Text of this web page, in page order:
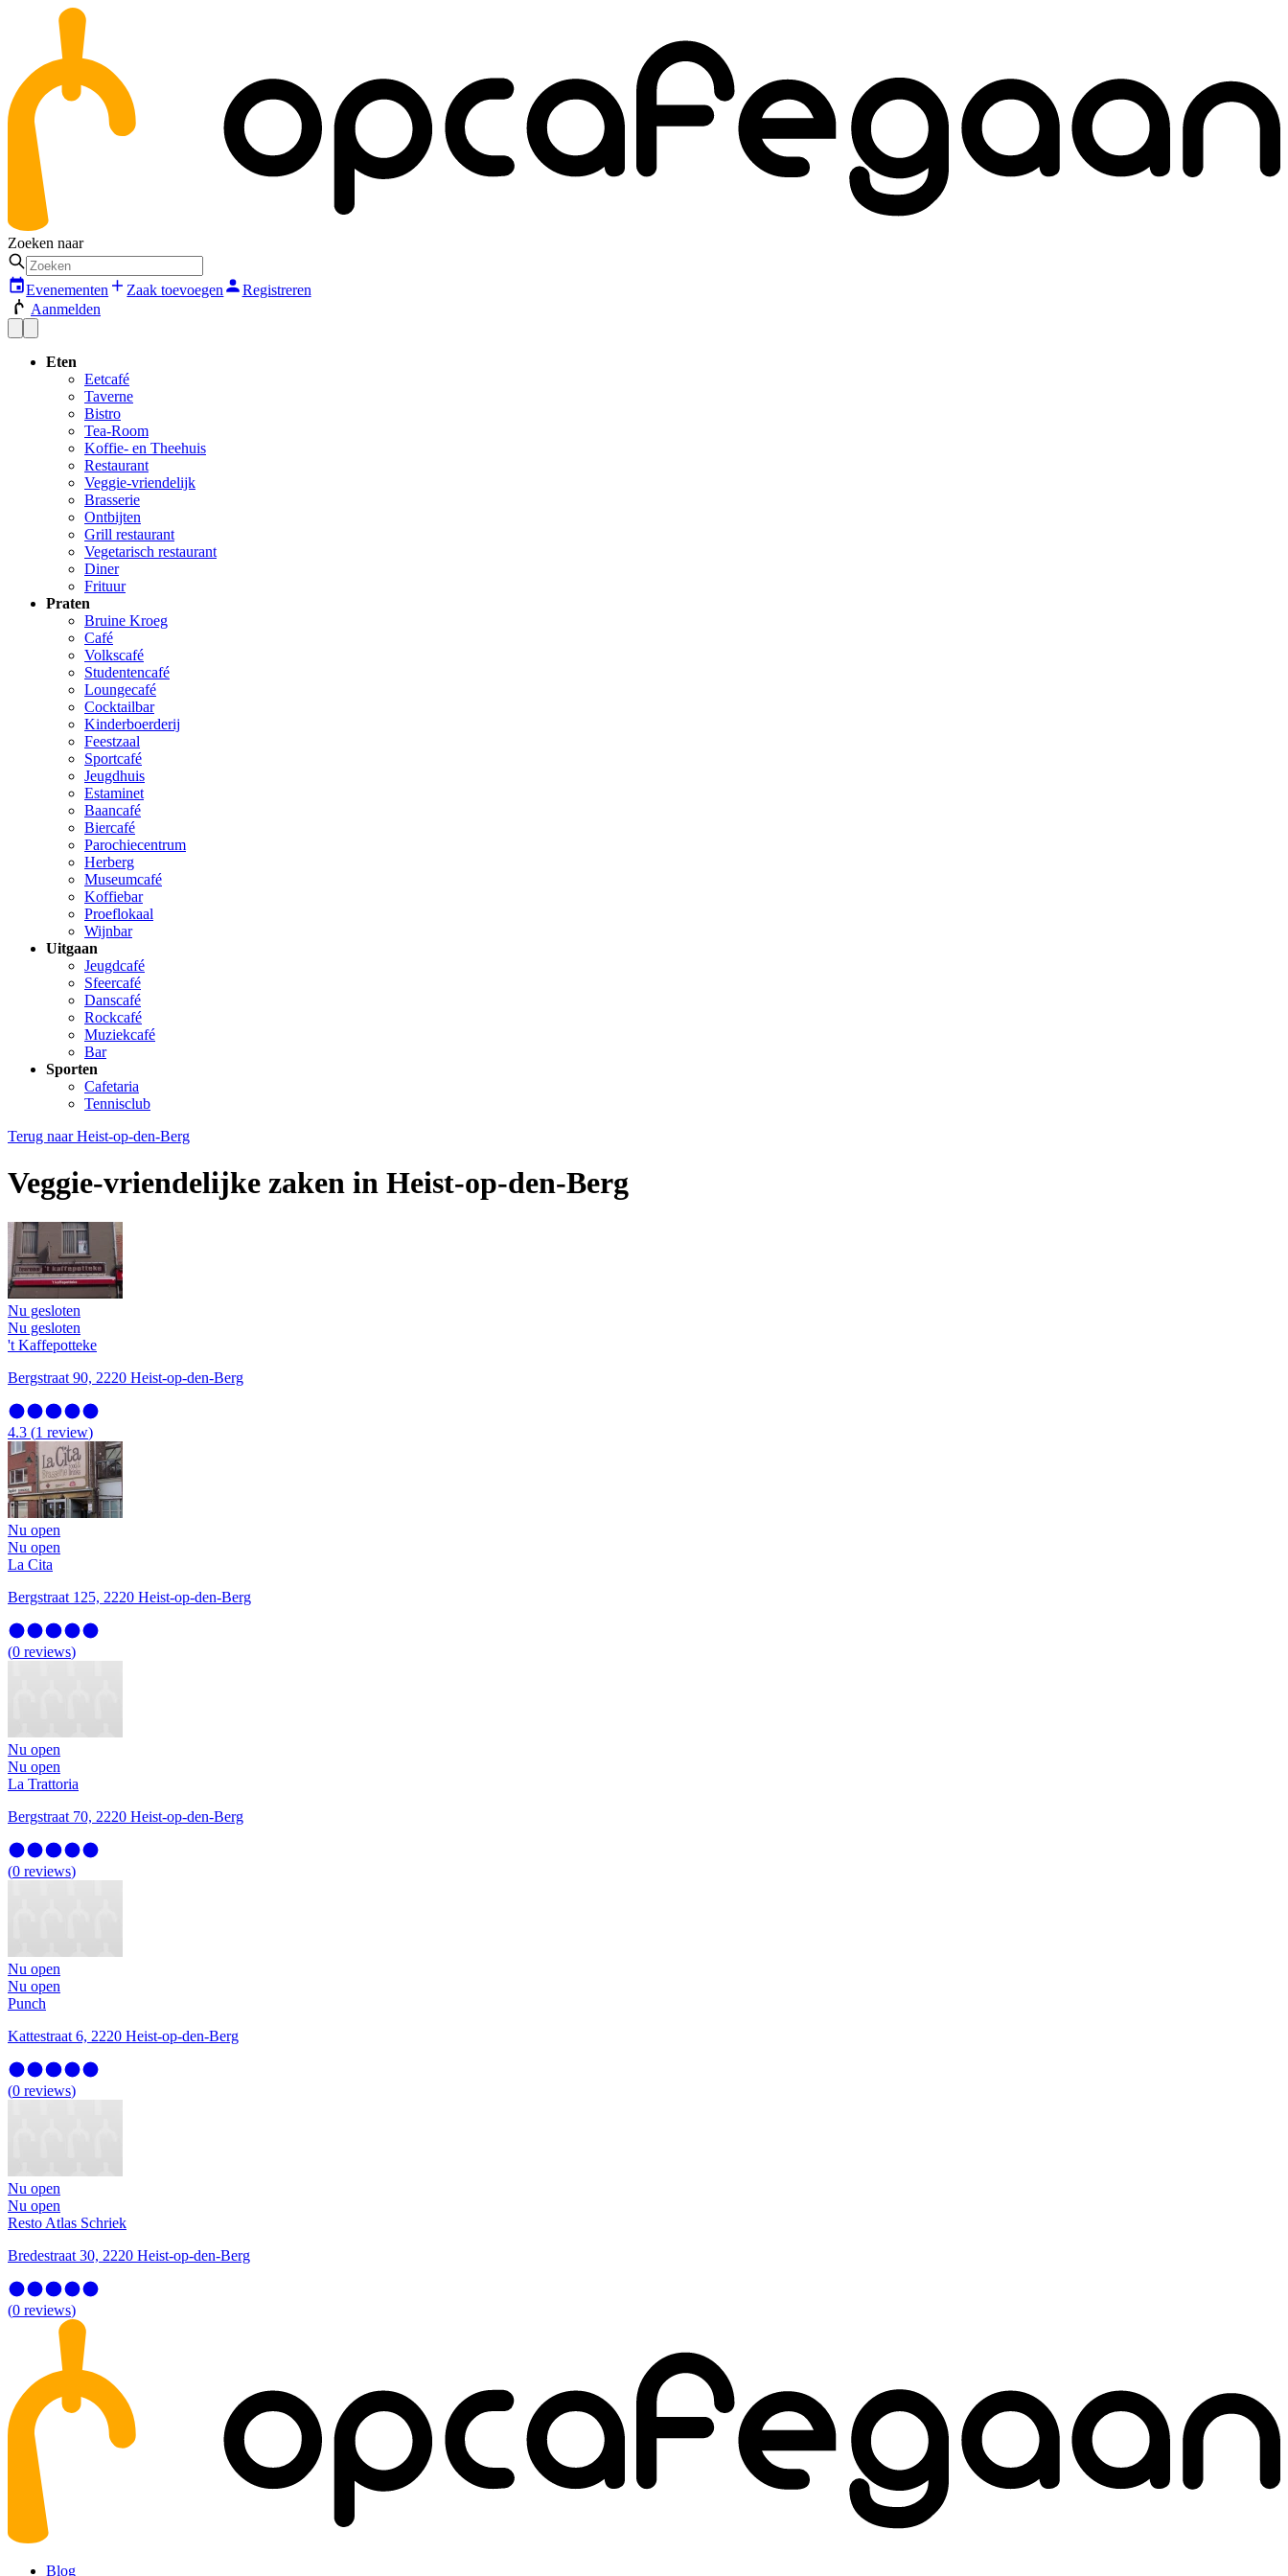
Zoeken naar
Evenementen Zaak toevoegen
Registreren
Aanmelden
Eten
Eetcafé
Taverne
Bistro
Tea-Room
Koffie- en Theehuis
Restaurant
Veggie-vriendelijk
Brasserie
Ontbijten
Grill restaurant
Vegetarisch restaurant
Diner
Frituur
Praten
Bruine Kroeg
Café
Volkscafé
Studentencafé
Loungecafé
Cocktailbar
Kinderboerderij
Feestzaal
Sportcafé
Jeugdhuis
Estaminet
Baancafé
Biercafé
Parochiecentrum
Herberg
Museumcafé
Koffiebar
Proeflokaal
Wijnbar
Uitgaan
Jeugdcafé
Sfeercafé
Danscafé
Rockcafé
Muziekcafé
Bar
Sporten
Cafetaria
Tennisclub
Terug naar Heist-op-den-Berg
Veggie-vriendelijke zaken in Heist-op-den-Berg
Nu gesloten
Nu gesloten
't Kaffepotteke
Bergstraat 90, 2220 Heist-op-den-Berg
4.3 (1 review)
Nu open
Nu open
La Cita
Bergstraat 125, 2220 Heist-op-den-Berg
(0 reviews)
Nu open
Nu open
La Trattoria
Bergstraat 70, 2220 Heist-op-den-Berg
(0 reviews)
Nu open
Nu open
Punch
Kattestraat 6, 2220 Heist-op-den-Berg
(0 reviews)
Nu open
Nu open
Resto Atlas Schriek
Bredestraat 30, 2220 Heist-op-den-Berg
(0 reviews)
Blog